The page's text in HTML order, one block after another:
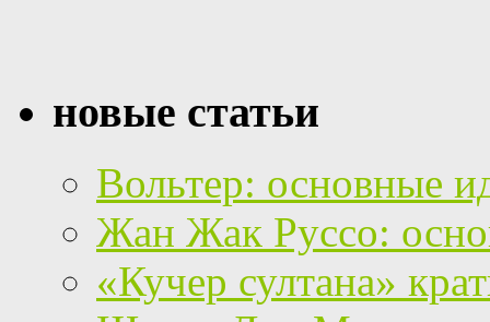
новые статьи
Вольтер: основные
Жан Жак Руссо:
«Кучер султана»